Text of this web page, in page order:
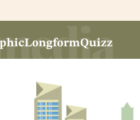
LongformQuizz